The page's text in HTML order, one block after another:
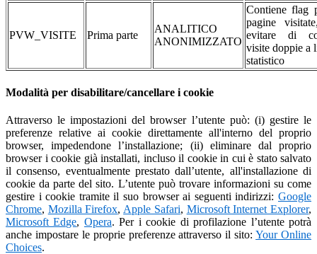
PVW_VISITE Prima parte
ANALITICO
ANONIMIZZATO
Contiene flag
pagine
evitare di
visite doppie a
statistico
Modalità per disabilitare/cancellare i cookie
Attraverso le impostazioni del browser l’utente può: (i) gestire le
preferenze relative ai cookie direttamente all'interno del proprio
browser, impedendone l’installazione; (ii) eliminare dal proprio
browser i cookie già installati, incluso il cookie in cui è stato salvato
il consenso, eventualmente prestato dall’utente, all'installazione di
cookie da parte del sito. L’utente può trovare informazioni su come
gestire i cookie tramite il suo browser ai seguenti indirizzi: Google
Chrome, Mozilla Firefox, Apple Safari, Microsoft Internet Explorer,
Microsoft Edge, Opera. Per i cookie di profilazione l’utente potrà
anche impostare le proprie preferenze attraverso il sito:Your Online
Choices.